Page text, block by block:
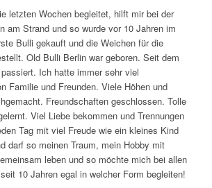
letzten Wochen begleitet, hilft mir bei der
am Strand und so wurde vor 10 Jahren im
Bulli gekauft und die Weichen für die
Old Bulli Berlin war geboren. Seit dem
Ich hatte immer sehr viel
Familie und Freunden. Viele Höhen und
Freundschaften geschlossen. Tolle
Viel Liebe bekommen und Trennungen
Tag mit viel Freude wie ein kleines Kind
darf so meinen Traum, mein Hobby mit
leben und so möchte mich bei allen
10 Jahren egal in welcher Form begleiten!